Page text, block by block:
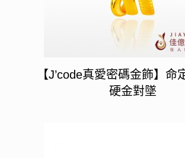
【J’code真愛密碼金飾】命
硬金對墜